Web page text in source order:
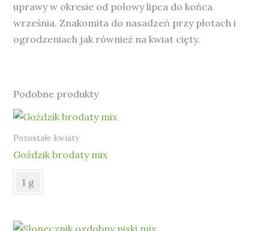
uprawy w okresie od połowy lipca do końca
września. Znakomita do nasadzeń przy płotach i
ogrodzeniach jak również na kwiat cięty.
Podobne produkty
Pozostałe kwiaty
Goździk brodaty mix
1 g